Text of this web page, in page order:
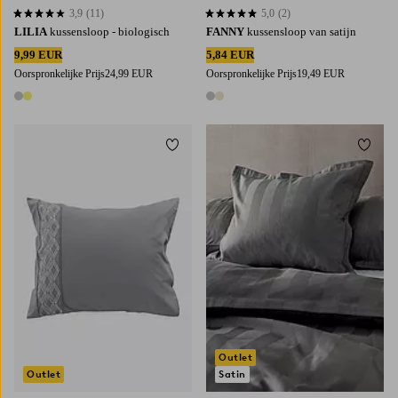
LILIA kussensloop - biologisch
9,99 EUR
Oorspronkelijke Prijs24,99 EUR
2 kleuren
3,9 op basis van 11 beoordelingen
3,9 (11)
FANNY kussensloop van satijn
5,84 EUR
Oorspronkelijke Prijs19,49 EUR
2 kleuren
5,0 op basis van 2 beoordelingen
5,0 (2)
Outlet
Toevoegen aan favorieten
Outlet
Satin
50X7060X7070X8080X80